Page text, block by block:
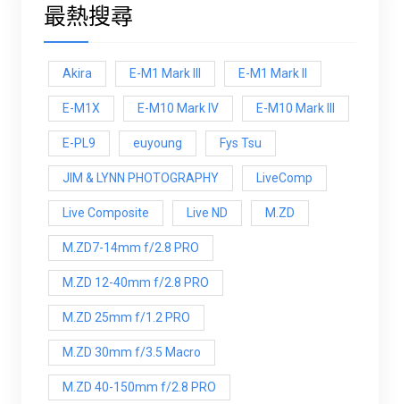
最熱搜尋
Akira E-M1 Mark III E-M1 Mark ll
E-M1X E-M10 Mark IV E-M10 Mark lll
E-PL9 euyoung Fys Tsu
JIM & LYNN PHOTOGRAPHY LiveComp
Live Composite Live ND M.ZD
M.ZD7-14mm f/2.8 PRO
M.ZD 12-40mm f/2.8 PRO
M.ZD 25mm f/1.2 PRO
M.ZD 30mm f/3.5 Macro
M.ZD 40-150mm f/2.8 PRO